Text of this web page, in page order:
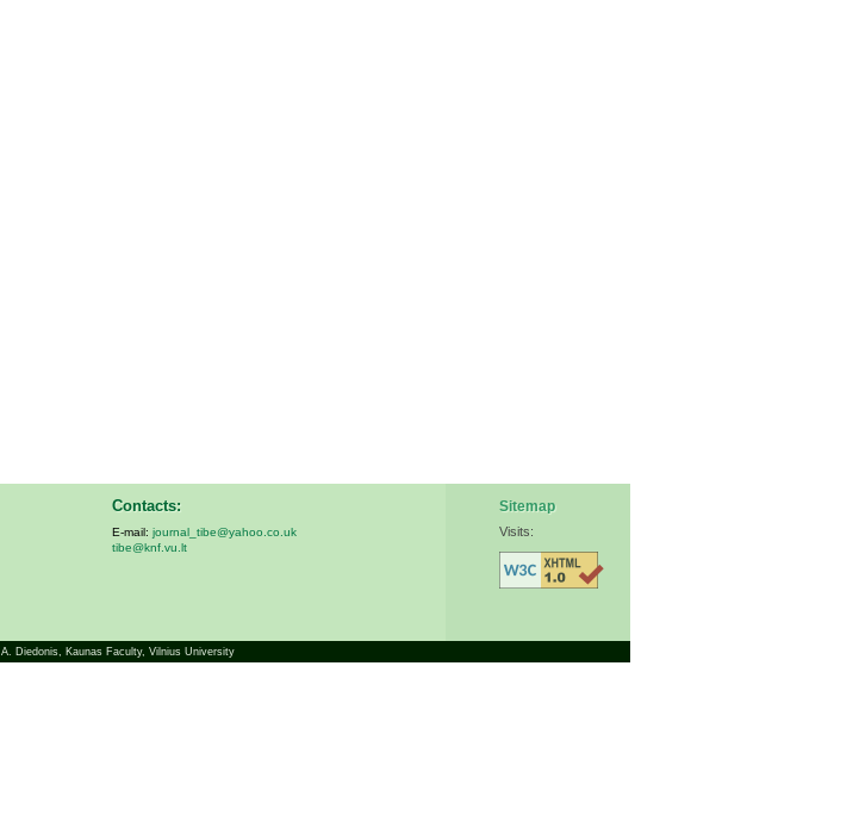
Contacts:
E-mail: journal_tibe@yahoo.co.uk
tibe@knf.vu.lt
Sitemap
Visits:
A. Diedonis, Kaunas Faculty, Vilnius University